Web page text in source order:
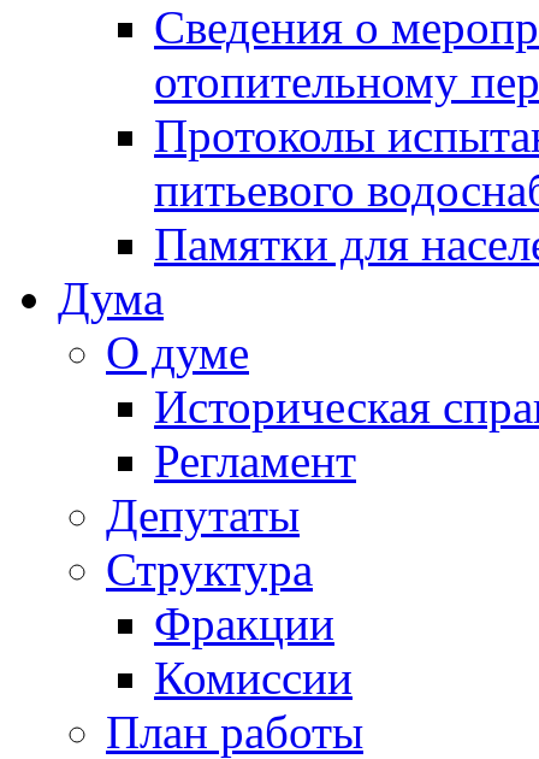
Сведения о
отопительному
Протоколы
питьевого
Памятки для
Дума
О думе
Историческая
Регламент
Депутаты
Структура
Фракции
Комиссии
План работы